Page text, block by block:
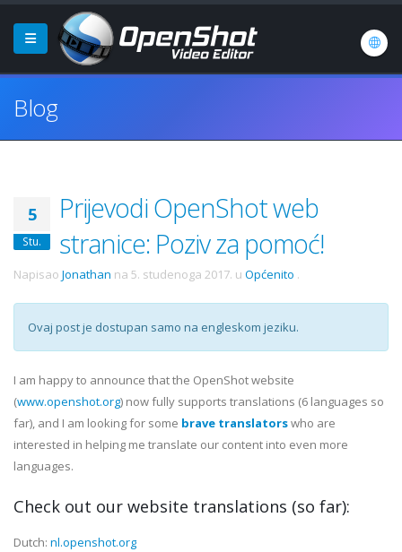
Blog
5
Stu.
Prijevodi OpenShot web
stranice: Poziv za pomoć!
Napisao Jonathan na 5. studenoga 2017. u Općenito .
Ovaj post je dostupan samo na engleskom jeziku.
I am happy to announce that the OpenShot website
(www.openshot.org) now fully supports translations (6 languages so
far), and I am looking for some brave translatorswho are
interested in helping me translate our content into even more
languages.
Check out our website translations (so far):
Dutch: nl.openshot.org